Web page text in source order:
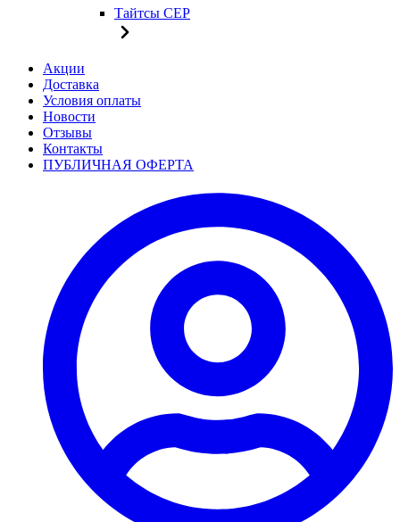
Тайтсы CEP
Акции
Доставка
Условия оплаты
Новости
Отзывы
Контакты
ПУБЛИЧНАЯ ОФЕРТА